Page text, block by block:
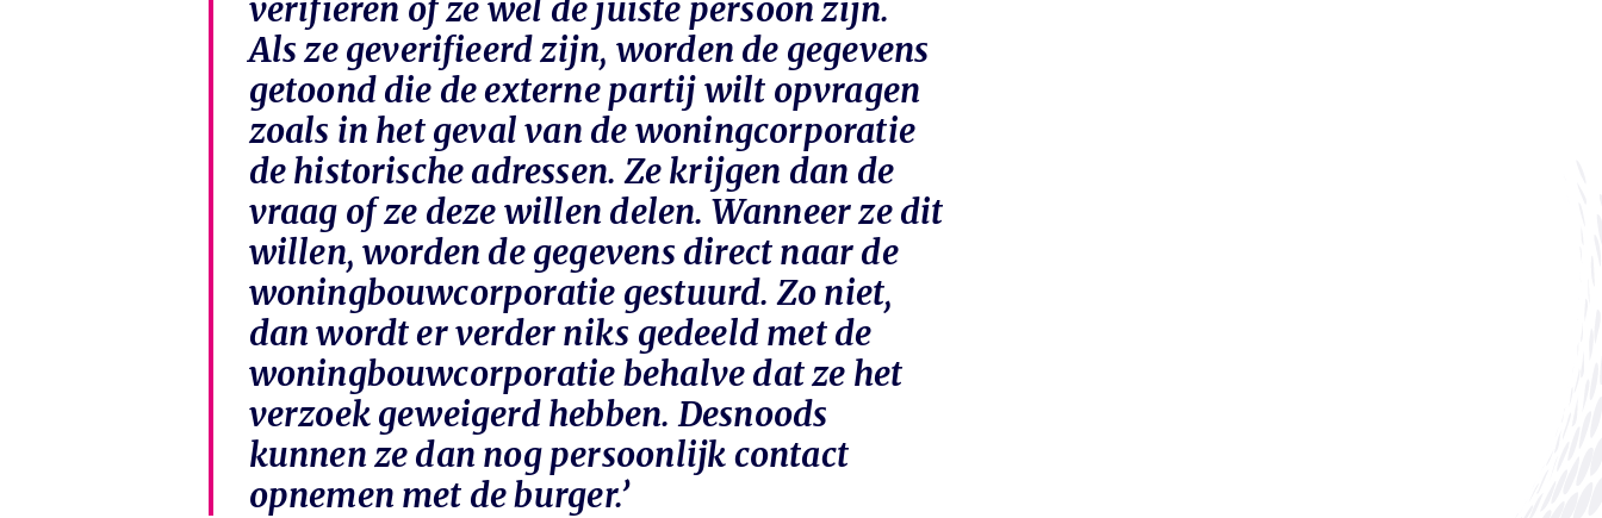
verifiëren of ze wel de juiste persoon zijn.
Als ze geverifieerd zijn, worden de gegevens
getoond die de externe partij wilt opvragen
zoals in het geval van de woningcorporatie
de historische adressen. Ze krijgen dan de
vraag of ze deze willen delen. Wanneer ze dit
willen, worden de gegevens direct naar de
woningbouwcorporatie gestuurd. Zo niet,
dan wordt er verder niks gedeeld met de
woningbouwcorporatie behalve dat ze het
verzoek geweigerd hebben. Desnoods
kunnen ze dan nog persoonlijk contact
opnemen met de burger.’